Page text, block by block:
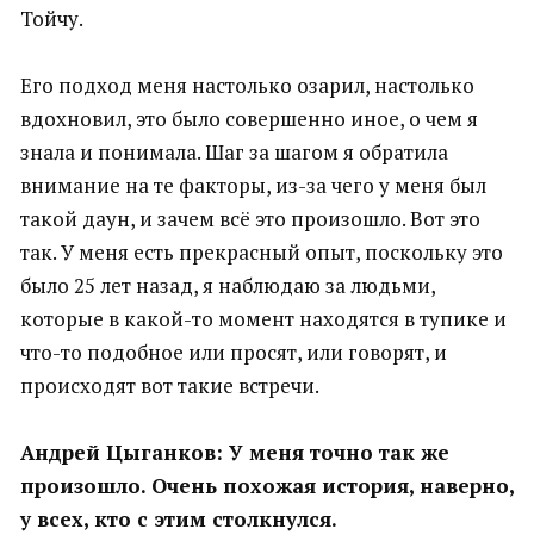
Тойчу.
Его подход меня настолько озарил, настолько
вдохновил, это было совершенно иное, о чем я
знала и понимала. Шаг за шагом я обратила
внимание на те факторы, из-за чего у меня был
такой даун, и зачем всё это произошло. Вот это
так. У меня есть прекрасный опыт, поскольку это
было 25 лет назад, я наблюдаю за людьми,
которые в какой-то момент находятся в тупике и
что-то подобное или просят, или говорят, и
происходят вот такие встречи.
Андрей Цыганков: У меня точно так же
произошло. Очень похожая история, наверно,
у всех, кто с этим столкнулся.